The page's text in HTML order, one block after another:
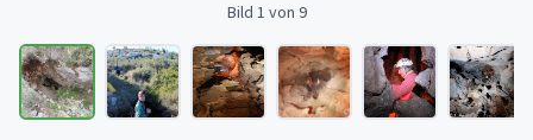
Bild 1 von 9